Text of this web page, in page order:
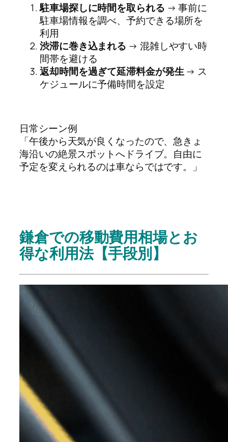
駐車場探しに時間を取られる → 事前に
駐車場情報を調べ、予約できる場所を
利用
渋滞に巻き込まれる → 混雑しやすい時
間帯を避ける
返却時間を過ぎて延滞料金が発生→ ス
ケジュールに予備時間を設定
日常シーン例
「午後から天気が良くなったので、急きょ
海沿いの絶景スポットへドライブ。自由に
予定を変えられるのは車ならではです。」
鎌倉での移動費用相場とお
得な利用法【手段別】